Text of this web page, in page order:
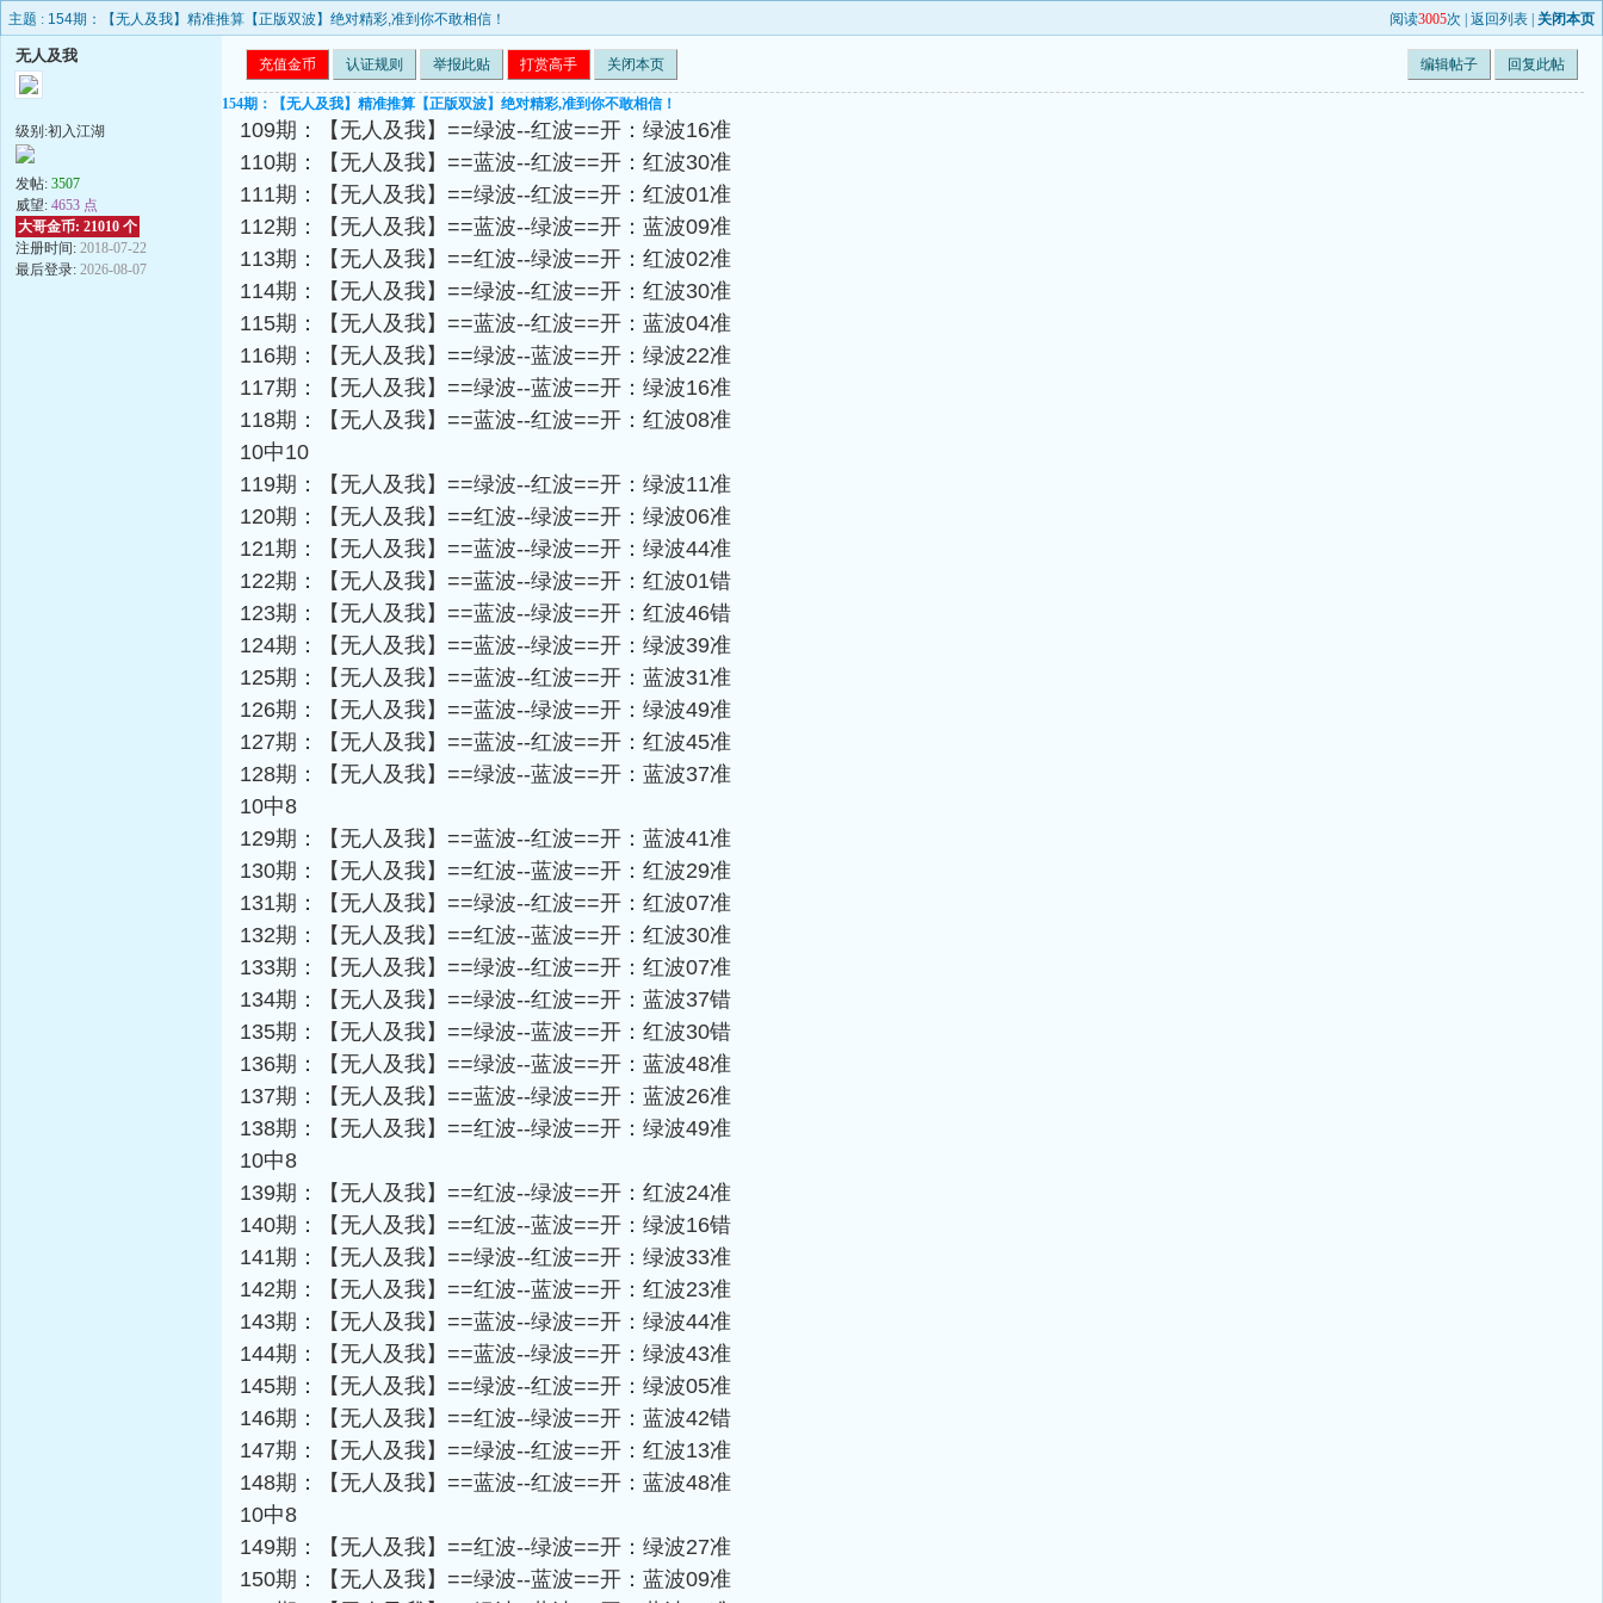
主题 : 154期：【无人及我】精准推算【正版双波】绝对精彩,准到你不敢相信！ 阅读3005次 | 返回列表 关闭本页
无人及我
级别:初入江湖
发帖: 3507
威望: 4653 点
大哥金币: 21010 个
注册时间: 2018-07-22
最后登录: 2026-08-07
充值金币 认证规则 举报此贴 打赏高手 关闭本页 编辑帖子 回复此帖
154期：【无人及我】精准推算【正版双波】绝对精彩,准到你不敢相信！
109期：【无人及我】==绿波--红波==开：绿波16准
110期：【无人及我】==蓝波--红波==开：红波30准
111期：【无人及我】==绿波--红波==开：红波01准
112期：【无人及我】==蓝波--绿波==开：蓝波09准
113期：【无人及我】==红波--绿波==开：红波02准
114期：【无人及我】==绿波--红波==开：红波30准
115期：【无人及我】==蓝波--红波==开：蓝波04准
116期：【无人及我】==绿波--蓝波==开：绿波22准
117期：【无人及我】==绿波--蓝波==开：绿波16准
118期：【无人及我】==蓝波--红波==开：红波08准
10中10
119期：【无人及我】==绿波--红波==开：绿波11准
120期：【无人及我】==红波--绿波==开：绿波06准
121期：【无人及我】==蓝波--绿波==开：绿波44准
122期：【无人及我】==蓝波--绿波==开：红波01错
123期：【无人及我】==蓝波--绿波==开：红波46错
124期：【无人及我】==蓝波--绿波==开：绿波39准
125期：【无人及我】==蓝波--红波==开：蓝波31准
126期：【无人及我】==蓝波--绿波==开：绿波49准
127期：【无人及我】==蓝波--红波==开：红波45准
128期：【无人及我】==绿波--蓝波==开：蓝波37准
10中8
129期：【无人及我】==蓝波--红波==开：蓝波41准
130期：【无人及我】==红波--蓝波==开：红波29准
131期：【无人及我】==绿波--红波==开：红波07准
132期：【无人及我】==红波--蓝波==开：红波30准
133期：【无人及我】==绿波--红波==开：红波07准
134期：【无人及我】==绿波--红波==开：蓝波37错
135期：【无人及我】==绿波--蓝波==开：红波30错
136期：【无人及我】==绿波--蓝波==开：蓝波48准
137期：【无人及我】==蓝波--绿波==开：蓝波26准
138期：【无人及我】==红波--绿波==开：绿波49准
10中8
139期：【无人及我】==红波--绿波==开：红波24准
140期：【无人及我】==红波--蓝波==开：绿波16错
141期：【无人及我】==绿波--红波==开：绿波33准
142期：【无人及我】==红波--蓝波==开：红波23准
143期：【无人及我】==蓝波--绿波==开：绿波44准
144期：【无人及我】==蓝波--绿波==开：绿波43准
145期：【无人及我】==绿波--红波==开：绿波05准
146期：【无人及我】==红波--绿波==开：蓝波42错
147期：【无人及我】==绿波--红波==开：红波13准
148期：【无人及我】==蓝波--红波==开：蓝波48准
10中8
149期：【无人及我】==红波--绿波==开：绿波27准
150期：【无人及我】==绿波--蓝波==开：蓝波09准